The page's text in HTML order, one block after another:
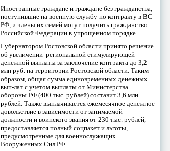
Иностранные граждане и граждане без гражданства,
поступившие на военную службу по контракту в ВС
РФ, и члены их семей могут получить гражданство
Российской Федерации в упрощенном порядке.
Губернатором Ростовской области принято решение
об увеличении региональной стимулирующей
денежной выплаты за заключение контракта до 3,2
млн руб. на территории Ростовской области. Таким
образом, общая сумма единовременных денежных
вып-лат с учетом выплаты от Министерства
обороны РФ (400 тыс. рублей) составит 3,6 млн
рублей. Также выплачивается ежемесячное денежное
довольствие в зависимости от занимаемой
должности и воинского звания от 230 тыс. рублей,
предоставляется полный соцпакет и льготы,
предусмотренные для военнослужащих
Вооруженных Сил РФ.